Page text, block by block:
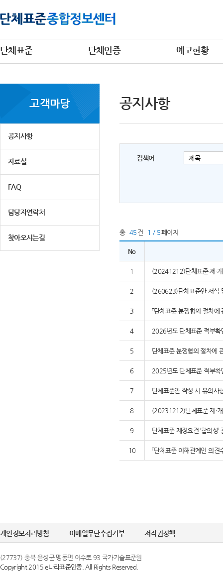
단체표준 단체인증 예고현황
고객마당
공지사항
자료실
FAQ
담당자연락처
찾아오시는길
공지사항
검색어
총 45 건 1 / 5페이지
No
1 (20241212)단체표준 제·
2 (260623)단체표준안 서식
3 「단체표준 분쟁협의 절차에
4 2026년도 단체표준 적부확
5 단체표준 분쟁협의 절차에
6 2025년도 단체표준 적부확
7 단체표준안 작성 시 유의사
8 (20231212)단체표준 제·
9 단체표준 제정요건 ‘합의성
10 「단체표준 이해관계인 의
개인정보처리방침 이메일무단수집거부 저작권정책
(27737) 충북 음성군 맹동면 이수로 93 국가기술표준원
Copyright 2015 e나라표준인증. All Rights Reserved.